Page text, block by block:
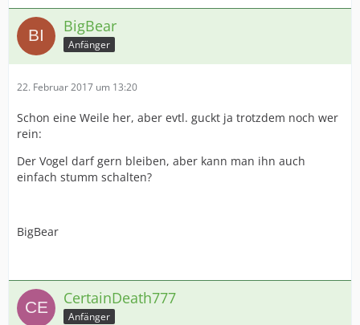
BigBear
Anfänger
22. Februar 2017 um 13:20
Schon eine Weile her, aber evtl. guckt ja trotzdem noch wer
rein:
Der Vogel darf gern bleiben, aber kann man ihn auch
einfach stumm schalten?
BigBear
CertainDeath777
Anfänger